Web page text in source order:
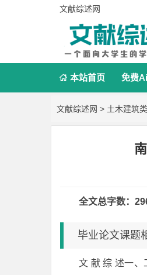
文献综述网
 本站首页 免费
文献综述网 > 土木建筑类
全文总字数：
毕业论文课题
文 献 综 述一、